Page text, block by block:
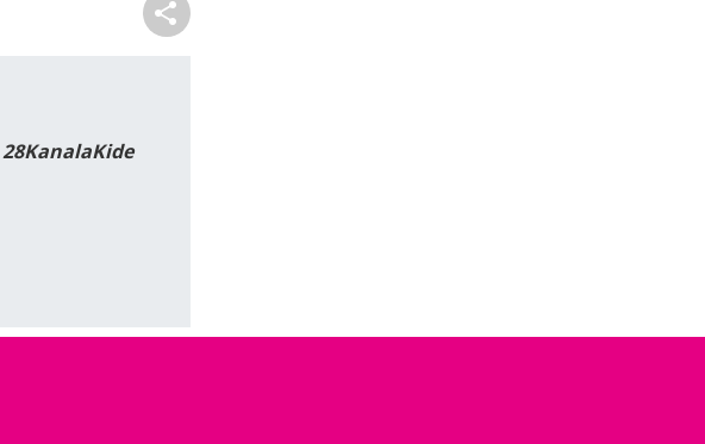
28KanalaKide